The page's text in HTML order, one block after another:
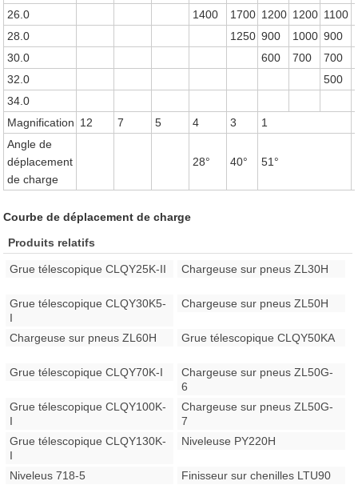
26.0
1400 1700 1200 1200 1100
28.0
1250 900 1000 900
30.0
600 700 700
32.0
500
34.0
Magnification 12 7 5 4 3 1
Angle de
déplacement
de charge
28° 40° 51°
Courbe de déplacement de charge
Produits relatifs
Grue télescopique CLQY25K-II Chargeuse sur pneus ZL30H
Grue télescopique CLQY30K5-
I
Chargeuse sur pneus ZL50H
Chargeuse sur pneus ZL60H Grue télescopique CLQY50KA
Grue télescopique CLQY70K-I
Chargeuse sur pneus ZL50G-
6
Grue télescopique CLQY100K-
I
Chargeuse sur pneus ZL50G-
7
Grue télescopique CLQY130K-
I
Niveleuse PY220H
Niveleus 718-5 Finisseur sur chenilles LTU90